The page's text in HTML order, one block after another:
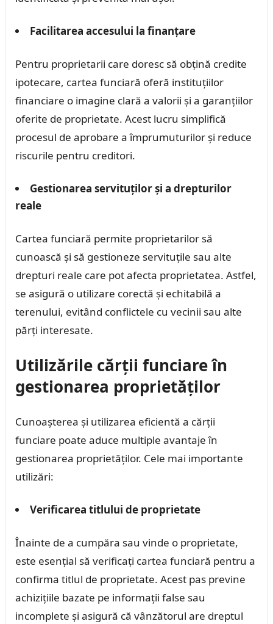
Facilitarea accesului la finanțare
Pentru proprietarii care doresc să obțină credite
ipotecare, cartea funciară oferă instituțiilor
financiare o imagine clară a valorii și a garanțiilor
oferite de proprietate. Acest lucru simplifică
procesul de aprobare a împrumuturilor și reduce
riscurile pentru creditori.
Gestionarea servituților și a drepturilor
reale
Cartea funciară permite proprietarilor să
cunoască și să gestioneze servituțile sau alte
drepturi reale care pot afecta proprietatea. Astfel,
se asigură o utilizare corectă și echitabilă a
terenului, evitând conflictele cu vecinii sau alte
părți interesate.
Utilizările cărții funciare în
gestionarea proprietăților
Cunoașterea și utilizarea eficientă a cărții
funciare poate aduce multiple avantaje în
gestionarea proprietăților. Cele mai importante
utilizări:
Verificarea titlului de proprietate
Înainte de a cumpăra sau vinde o proprietate,
este esențial să verificați cartea funciară pentru a
confirma titlul de proprietate. Acest pas previne
achizițiile bazate pe informații false sau
incomplete și asigură că vânzătorul are dreptul